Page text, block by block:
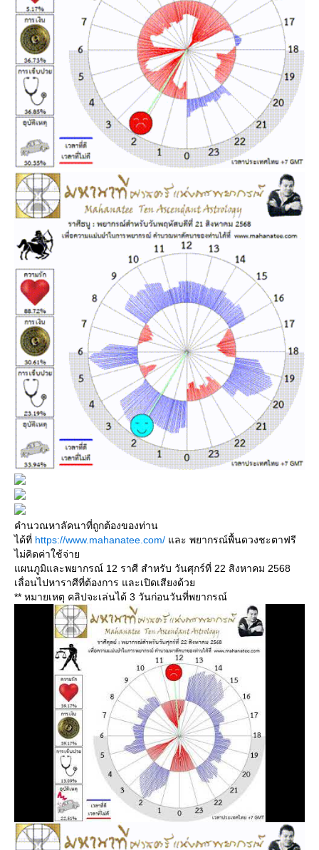
คำนวณหาลัคนาที่ถูกต้องของท่าน
ได้ที่ https://www.mahanatee.com/ ละ พยากรณ์พื้นดวงชะตาฟรี
ไม่คิดค่าใช้จ่า
ผนภูมิและพยากรณ์ 12 ราศี สำหรับ วันศุกร์ที่ 22 สิงหาคม 2568
เลื่อนไปหาราศีที่ต้องการ และเปิดเสียงด้ว
** หมายเหตุ คลิปจะเล่นได้ 3 วันก่อนวันที่พยากรณ์